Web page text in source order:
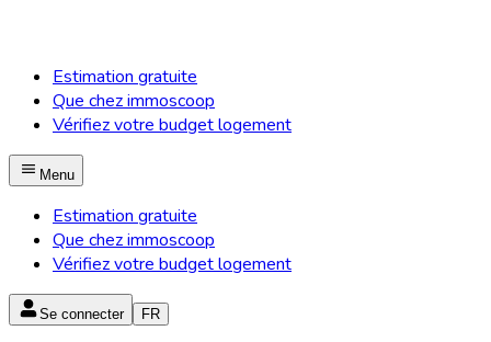
Estimation gratuite
Que chez immoscoop
Vérifiez votre budget logement
Menu
Estimation gratuite
Que chez immoscoop
Vérifiez votre budget logement
Se connecter FR